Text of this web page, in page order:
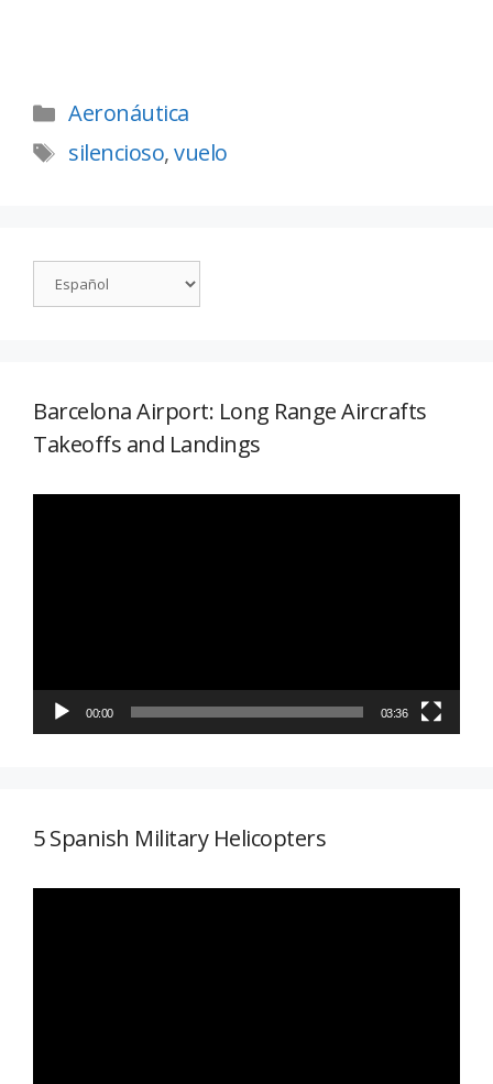
Aeronáutica
silencioso,vuelo
Barcelona Airport: Long Range Aircrafts
Takeoffs and Landings
00:00 03:36
5 Spanish Military Helicopters